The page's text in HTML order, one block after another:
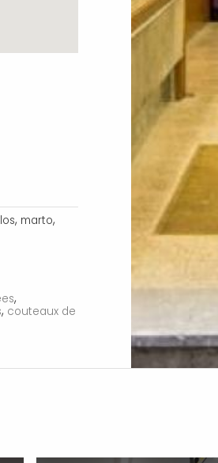
, marto,
,
, couteaux de